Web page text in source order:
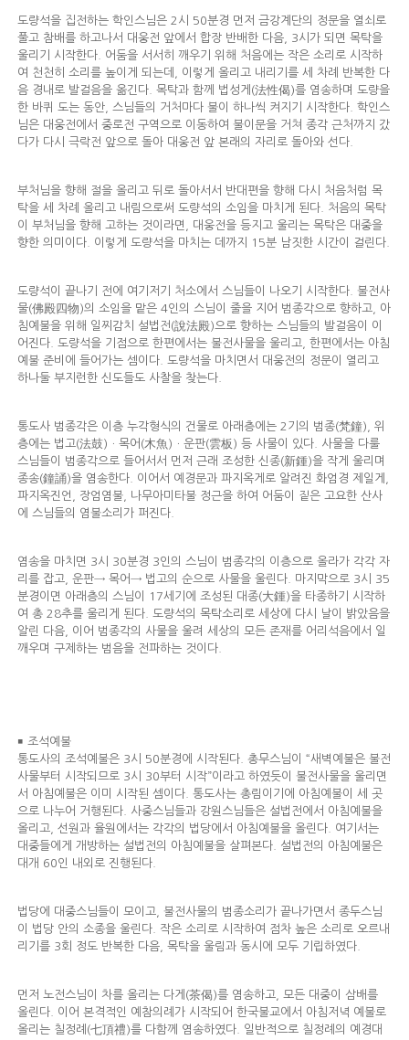
도량석을 집전하는 학인스님은 2시 50분경 먼저 금강계단의 정문을 열쇠로
풀고 참배를 하고나서 대웅전 앞에서 합장 반배한 다음, 3시가 되면 목탁을
울리기 시작한다. 어둠을 서서히 깨우기 위해 처음에는 작은 소리로 시작하
여 천천히 소리를 높이게 되는데, 이렇게 올리고 내리기를 세 차례 반복한 다
음 경내로 발걸음을 옮긴다. 목탁과 함께 법성게(法性偈)를 염송하며 도량을
한 바퀴 도는 동안, 스님들의 거처마다 불이 하나씩 켜지기 시작한다. 학인스
님은 대웅전에서 중로전 구역으로 이동하여 불이문을 거쳐 종각 근처까지 갔
다가 다시 극락전 앞으로 돌아 대웅전 앞 본래의 자리로 돌아와 선다.
부처님을 향해 절을 올리고 뒤로 돌아서서 반대편을 향해 다시 처음처럼 목
탁을 세 차례 올리고 내림으로써 도량석의 소임을 마치게 된다. 처음의 목탁
이 부처님을 향해 고하는 것이라면, 대웅전을 등지고 울리는 목탁은 대중을
향한 의미이다. 이렇게 도량석을 마치는 데까지 15분 남짓한 시간이 걸린다.
도량석이 끝나기 전에 여기저기 처소에서 스님들이 나오기 시작한다. 불전사
물(佛殿四物)의 소임을 맡은 4인의 스님이 줄을 지어 범종각으로 향하고, 아
침예불을 위해 일찌감치 설법전(說法殿)으로 향하는 스님들의 발걸음이 이
어진다. 도량석을 기점으로 한편에서는 불전사물을 울리고, 한편에서는 아침
예불 준비에 들어가는 셈이다. 도량석을 마치면서 대웅전의 정문이 열리고
하나둘 부지런한 신도들도 사찰을 찾는다.
통도사 범종각은 이층 누각형식의 건물로 아래층에는 2기의 범종(梵鐘), 위
층에는 법고(法鼓)ㆍ목어(木魚)ㆍ운판(雲板) 등 사물이 있다. 사물을 다룰
스님들이 범종각으로 들어서서 먼저 근래 조성한 신종(新鍾)을 작게 울리며
종송(鐘誦)을 염송한다. 이어서 예경문과 파지옥게로 알려진 화엄경 제일게,
파지옥진언, 장엄염불, 나무아미타불 정근을 하여 어둠이 짙은 고요한 산사
에 스님들의 염불소리가 퍼진다.
염송을 마치면 3시 30분경 3인의 스님이 범종각의 이층으로 올라가 각각 자
리를 잡고, 운판→ 목어→ 법고의 순으로 사물을 울린다. 마지막으로 3시 35
분경이면 아래층의 스님이 17세기에 조성된 대종(大鍾)을 타종하기 시작하
여 총 28추를 울리게 된다. 도량석의 목탁소리로 세상에 다시 날이 밝았음을
알린 다음, 이어 범종각의 사물을 울려 세상의 모든 존재를 어리석음에서 일
깨우며 구제하는 범음을 전파하는 것이다.
￭ 조석예불
통도사의 조석예불은 3시 50분경에 시작된다. 총무스님이 “새벽예불은 불전
사물부터 시작되므로 3시 30부터 시작”이라고 하였듯이 불전사물을 울리면
서 아침예불은 이미 시작된 셈이다. 통도사는 총림이기에 아침예불이 세 곳
으로 나누어 거행된다. 사중스님들과 강원스님들은 설법전에서 아침예불을
올리고, 선원과 율원에서는 각각의 법당에서 아침예불을 올린다. 여기서는
대중들에게 개방하는 설법전의 아침예불을 살펴본다. 설법전의 아침예불은
대개 60인 내외로 진행된다.
법당에 대중스님들이 모이고, 불전사물의 범종소리가 끝나가면서 종두스님
이 법당 안의 소종을 울린다. 작은 소리로 시작하여 점차 높은 소리로 오르내
리기를 3회 정도 반복한 다음, 목탁을 울림과 동시에 모두 기립하였다.
먼저 노전스님이 차를 올리는 다게(茶偈)를 염송하고, 모든 대중이 삼배를
올린다. 이어 본격적인 예참의례가 시작되어 한국불교에서 아침저녁 예불로
올리는 칠정례(七頂禮)를 다함께 염송하였다. 일반적으로 칠정례의 예경대